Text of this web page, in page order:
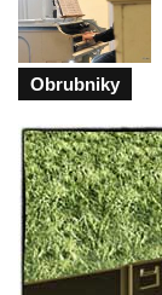
Socha
Socha
Socha
Socha
Socha
Dubový
Socha
Socha
Obrubniky